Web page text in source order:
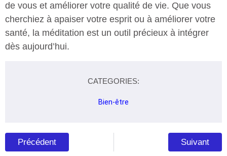
de vous et améliorer votre qualité de vie. Que vous
cherchiez à apaiser votre esprit ou à améliorer votre
santé, la méditation est un outil précieux à intégrer
dès aujourd’hui.
CATEGORIES:
Bien-être
Précédent Suivant